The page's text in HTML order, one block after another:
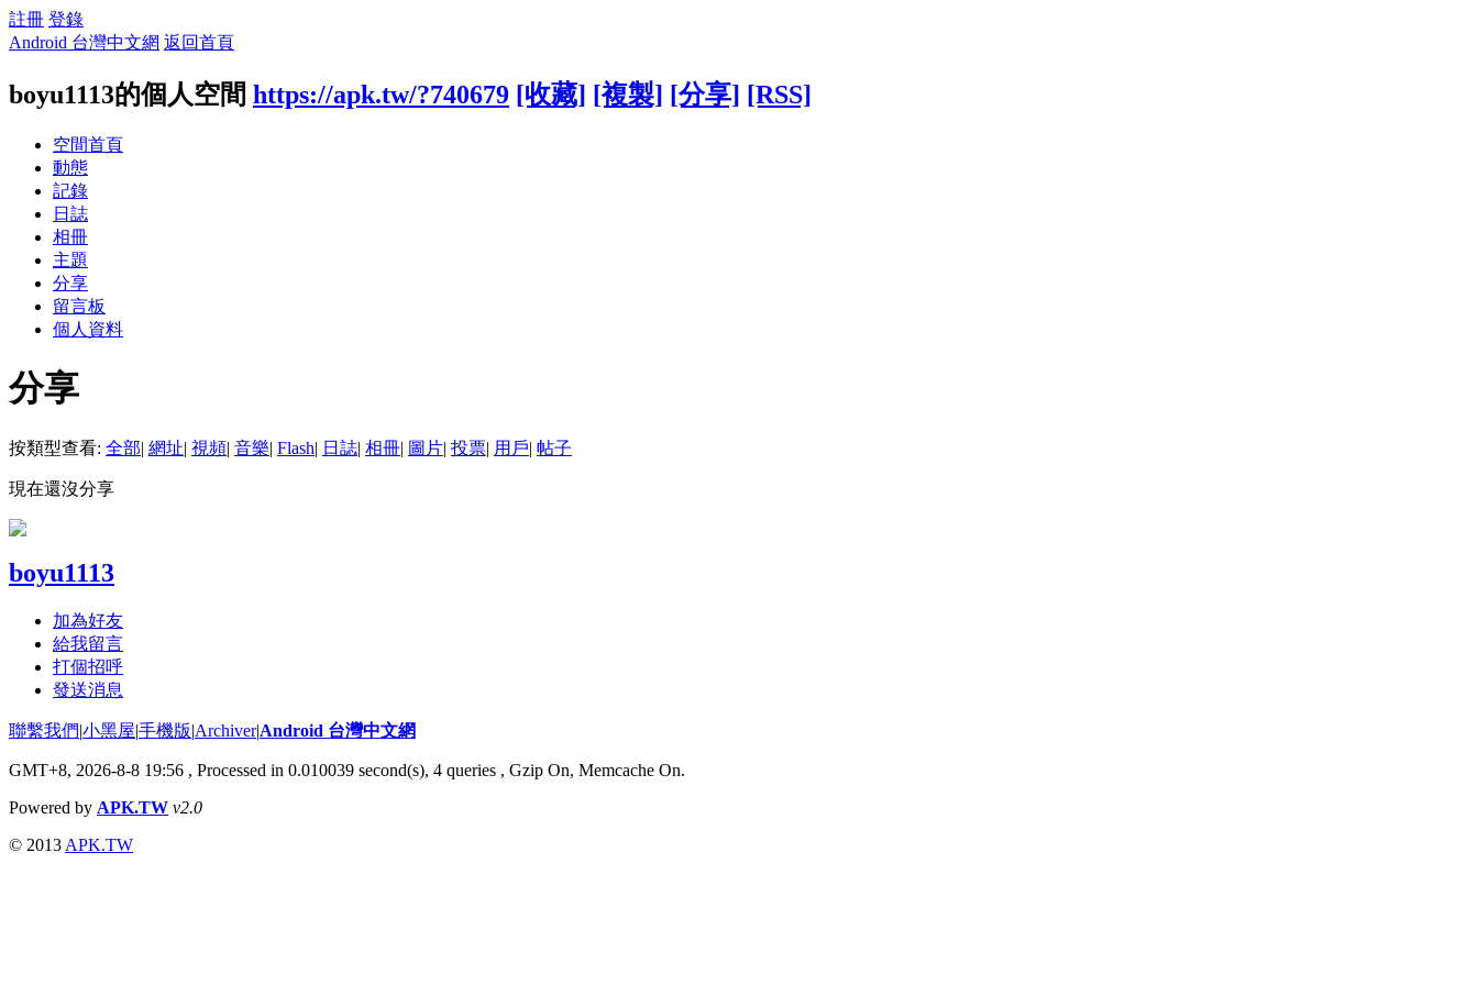
註冊 登錄
Android 台灣中文網 返回首頁
boyu1113的個人空間 https://apk.tw/?740679 [收藏] [複製] [分享] [RSS]
空間首頁
動態
記錄
日誌
相冊
主題
分享
留言板
個人資料
分享
按類型查看: 全部| 網址| 視頻| 音樂| Flash| 日誌| 相冊| 圖片| 投票| 用戶| 帖子
現在還沒分享
boyu1113
加為好友
給我留言
打個招呼
發送消息
聯繫我們|小黑屋|手機版|Archiver|Android 台灣中文網
GMT+8, 2026-8-8 19:56 , Processed in 0.010039 second(s), 4 queries , Gzip On, Memcache On.
Powered by APK.TW v2.0
© 2013 APK.TW